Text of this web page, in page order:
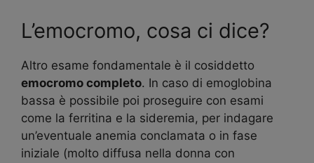
L’emocromo, cosa ci dice?
Altro esame fondamentale è il cosiddetto
emocromo completo. In caso di emoglobina
bassa è possibile poi proseguire con esami
come la ferritina e la sideremia, per indagare
un’eventuale anemia conclamata o in fase
iniziale (molto diffusa nella donna con